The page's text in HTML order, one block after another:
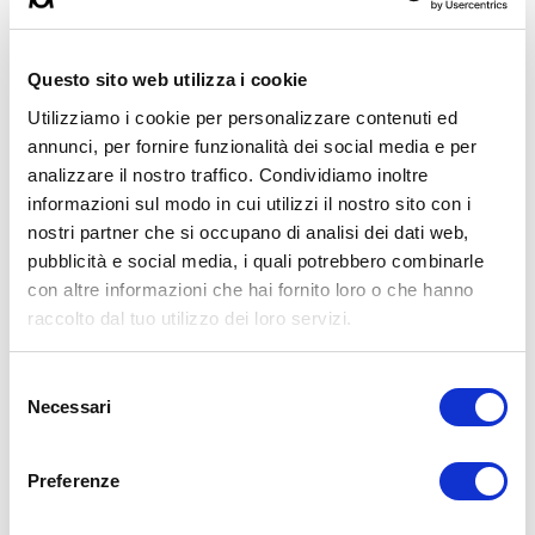
Questo sito web utilizza i cookie
Utilizziamo i cookie per personalizzare contenuti ed
annunci, per fornire funzionalità dei social media e per
analizzare il nostro traffico. Condividiamo inoltre
informazioni sul modo in cui utilizzi il nostro sito con i
nostri partner che si occupano di analisi dei dati web,
pubblicità e social media, i quali potrebbero combinarle
con altre informazioni che hai fornito loro o che hanno
raccolto dal tuo utilizzo dei loro servizi.
delNecessari
Preferenze
http://shop.burningate.com/
personal trainer Umberto Miletto
Avvertenze: le informazioni contenute in questi video non intendono
sostituirsi in nessun modo a parere medico o di altri specialisti.
L’autore declina ogni responsabilità di effetti o di conseguenze
risultanti dall’uso di tali informazioni e dalla loro messa in pratica.
L’allenamento con sovraccarichi, a corpo libero, con i kettlebell, con
il trx, e con altri attrezzi può causare infortuni, si consiglia pertanto
di prestare la massima attenzione e di eseguire esercizi e
metodologie adatte al proprio livello di forma. Consultare il proprio
medico di fiducia prima di intraprendere qualsiasi forma di attività
fisica o regime alimentare.
Condividi:
X
Allenamento Rubrica Ciccia & Muscoli